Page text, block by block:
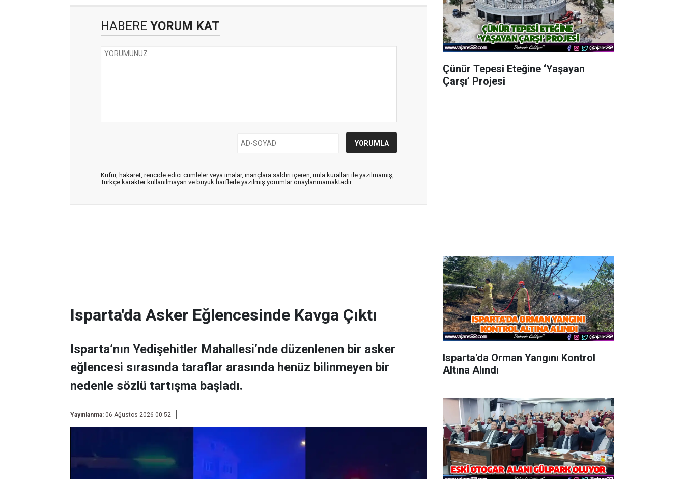
HABERE YORUM KAT
Küfür, hakaret, rencide edici cümleler veya imalar, inançlara saldırı içeren, imla kuralları ile yazılmamış,
Türkçe karakter kullanılmayan ve büyük harflerle yazılmış yorumlar onaylanmamaktadır.
Isparta'da Asker Eğlencesinde Kavga Çıktı
Isparta’nın Yedişehitler Mahallesi’nde düzenlenen bir asker
eğlencesi sırasında taraflar arasında henüz bilinmeyen bir
nedenle sözlü tartışma başladı.
Yayınlanma: 06 Ağustos 2026 00:52
Çünür Tepesi Eteğine ‘Yaşayan
Çarşı’ Projesi
Isparta'da Orman Yangını Kontrol
Altına Alındı